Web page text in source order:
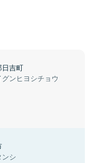
吉町
グンヒヨシチョウ
シ